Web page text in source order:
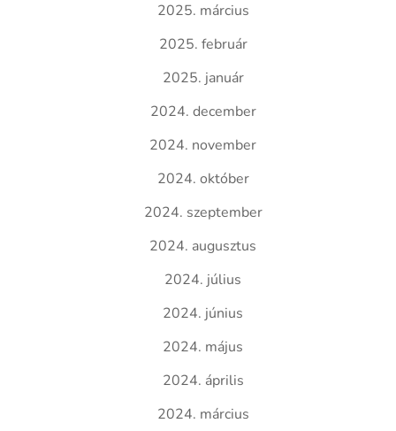
2025. március
2025. február
2025. január
2024. december
2024. november
2024. október
2024. szeptember
2024. augusztus
2024. július
2024. június
2024. május
2024. április
2024. március